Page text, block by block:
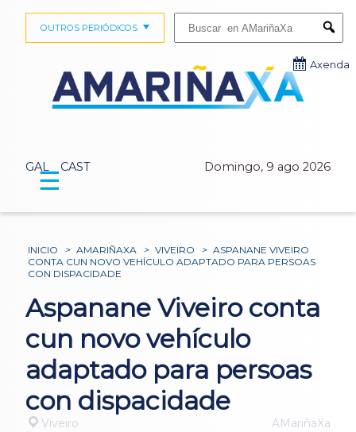
GAL CAST Domingo, 9 ago 2026
OUTROS PERIÓDICOS
Axenda
☰
INICIO > AMARIÑAXA > VIVEIRO > ASPANANE VIVEIRO
CONTA CUN NOVO VEHÍCULO ADAPTADO PARA PERSOAS
CON DISPACIDADE
Aspanane Viveiro conta
cun novo vehículo
adaptado para persoas
con dispacidade
Viveiro AMariñaXa